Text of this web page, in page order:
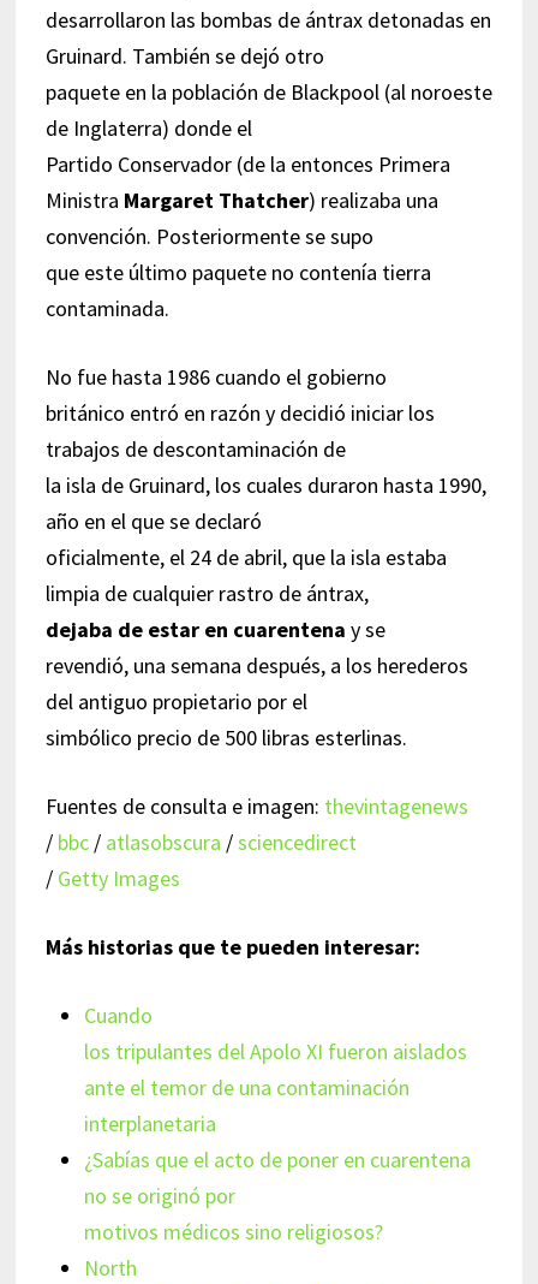
desarrollaron las bombas de ántrax detonadas en
Gruinard. También se dejó otro
paquete en la población de Blackpool (al noroeste
de Inglaterra) donde el
Partido Conservador (de la entonces Primera
Ministra Margaret Thatcher) realizaba una
convención. Posteriormente se supo
que este último paquete no contenía tierra
contaminada.
No fue hasta 1986 cuando el gobierno
británico entró en razón y decidió iniciar los
trabajos de descontaminación de
la isla de Gruinard, los cuales duraron hasta 1990,
año en el que se declaró
oficialmente, el 24 de abril, que la isla estaba
limpia de cualquier rastro de ántrax,
dejaba de estar en cuarentena y se
revendió, una semana después, a los herederos
del antiguo propietario por el
simbólico precio de 500 libras esterlinas.
Fuentes de consulta e imagen: thevintagenews
/ bbc/ atlasobscura /sciencedirect
/ Getty Images
Más historias que te pueden interesar:
Cuando
los tripulantes del Apolo XI fueron aislados
ante el temor de una contaminación
interplanetaria
¿Sabías que el acto de poner en cuarentena
no se originó por
motivos médicos sino religiosos?
North